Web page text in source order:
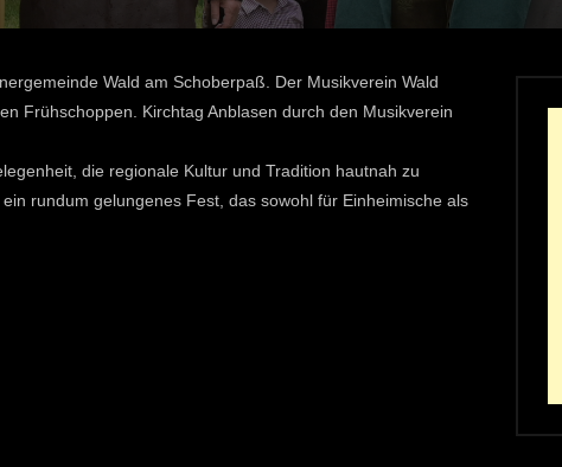
Wald am Schoberpaß. Der Musikverein Wald
Frühschoppen. Kirchtag Anblasen durch den Musikverein
die regionale Kultur und Tradition hautnah zu
rundum gelungenes Fest, das sowohl für Einheimische als